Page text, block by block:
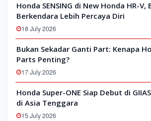
Honda SENSING di New Honda HR-V,
Berkendara Lebih Percaya Diri
18 July 2026
Bukan Sekadar Ganti Part: Kenapa
Parts Penting?
17 July 2026
Honda Super-ONE Siap Debut di
di Asia Tenggara
15 July 2026